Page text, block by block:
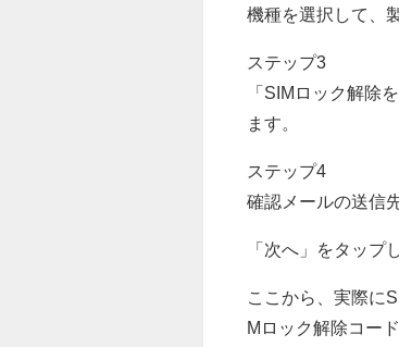
機種を選択して、
ステップ3
「SIMロック解除
ます。
ステップ4
確認メールの送信
「次へ」をタップ
ここから、実際に
Mロック解除コー